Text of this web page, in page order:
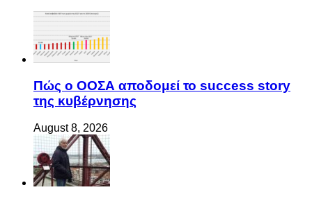
Πώς ο ΟΟΣΑ αποδομεί το success story
της κυβέρνησης
August 8, 2026